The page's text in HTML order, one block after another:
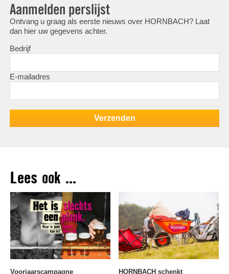
Aanmelden perslijst
Ontvang u graag als eerste nieuws over HORNBACH? Laat
dan hier uw gegevens achter.
Bedrijf
E-mailadres
Lees ook ...
Voorjaarscampagne
HORNBACH schenkt